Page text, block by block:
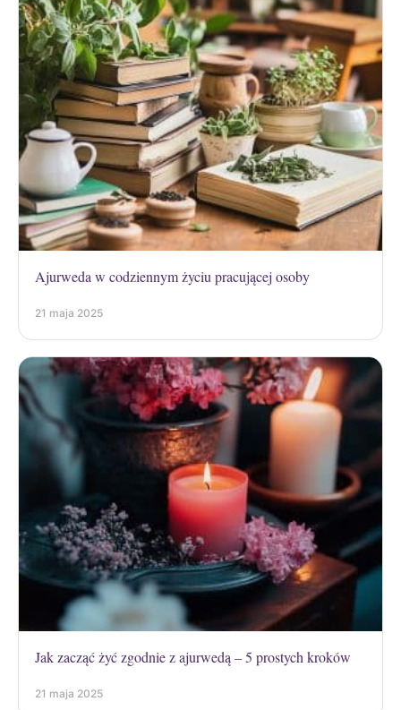
Ajurweda w codziennym życiu pracującej osoby
21 maja 2025
Jak zacząć żyć zgodnie z ajurwedą – 5 prostych kroków
21 maja 2025